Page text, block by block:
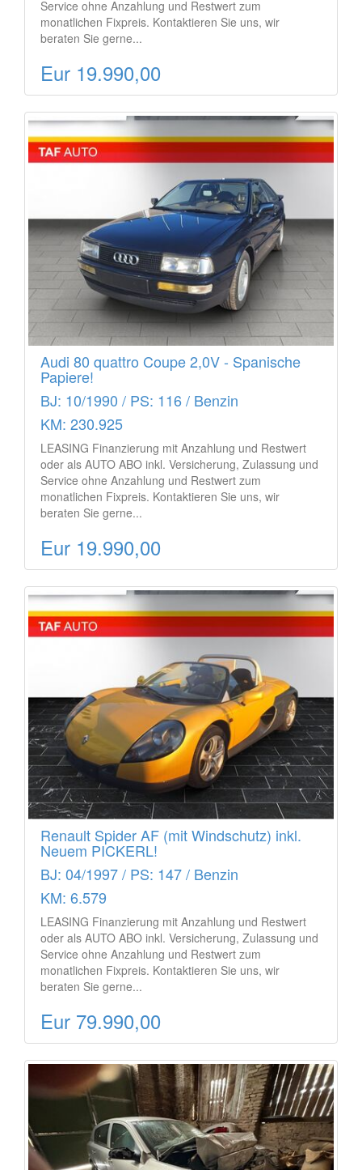
Service ohne Anzahlung und Restwert zum
monatlichen Fixpreis. Kontaktieren Sie uns, wir
beraten Sie gerne...
Eur 19.990,00
Audi 80 quattro Coupe 2,0V - Spanische
Papiere!
BJ: 10/1990 / PS: 116 / Benzin
KM: 230.925
LEASING Finanzierung mit Anzahlung und Restwert
oder als AUTO ABO inkl. Versicherung, Zulassung und
Service ohne Anzahlung und Restwert zum
monatlichen Fixpreis. Kontaktieren Sie uns, wir
beraten Sie gerne...
Eur 19.990,00
Renault Spider AF (mit Windschutz) inkl.
Neuem PICKERL!
BJ: 04/1997 / PS: 147 / Benzin
KM: 6.579
LEASING Finanzierung mit Anzahlung und Restwert
oder als AUTO ABO inkl. Versicherung, Zulassung und
Service ohne Anzahlung und Restwert zum
monatlichen Fixpreis. Kontaktieren Sie uns, wir
beraten Sie gerne...
Eur 79.990,00